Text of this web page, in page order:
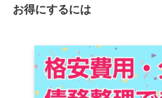
お得にするには